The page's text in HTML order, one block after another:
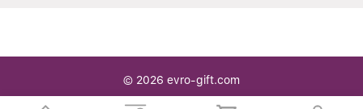
© 2026 evro-gift.com